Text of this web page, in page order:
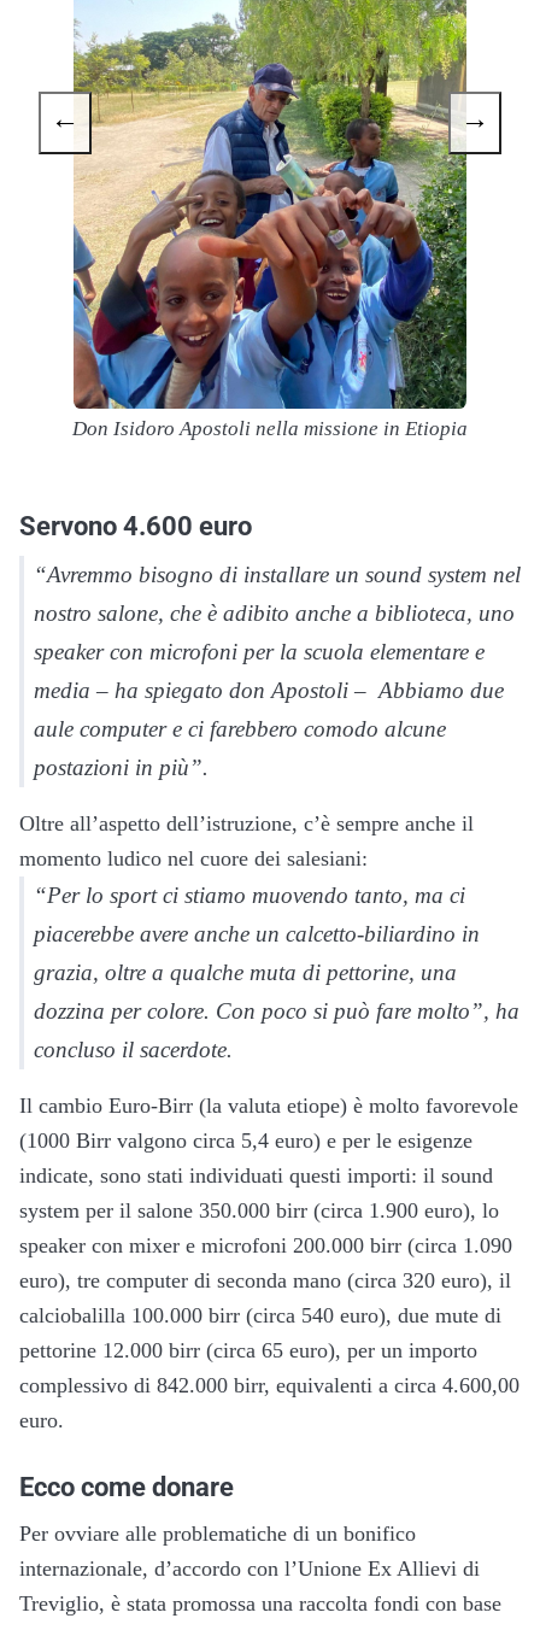
Don Isidoro Apostoli nella missione in Etiopia
← →
Servono 4.600 euro
“Avremmo bisogno di installare un sound system nel
nostro salone, che è adibito anche a biblioteca, uno
speaker con microfoni per la scuola elementare e
media – ha spiegato don Apostoli – Abbiamo due
aule computer e ci farebbero comodo alcune
postazioni in più”.
Oltre all’aspetto dell’istruzione, c’è sempre anche il
momento ludico nel cuore dei salesiani:
“Per lo sport ci stiamo muovendo tanto, ma ci
piacerebbe avere anche un calcetto-biliardino in
grazia, oltre a qualche muta di pettorine, una
dozzina per colore. Con poco si può fare molto”, ha
concluso il sacerdote.
Il cambio Euro-Birr (la valuta etiope) è molto favorevole
(1000 Birr valgono circa 5,4 euro) e per le esigenze
indicate, sono stati individuati questi importi: il sound
system per il salone 350.000 birr (circa 1.900 euro), lo
speaker con mixer e microfoni 200.000 birr (circa 1.090
euro), tre computer di seconda mano (circa 320 euro), il
calciobalilla 100.000 birr (circa 540 euro), due mute di
pettorine 12.000 birr (circa 65 euro), per un importo
complessivo di 842.000 birr, equivalenti a circa 4.600,00
euro.
Ecco come donare
Per ovviare alle problematiche di un bonifico
internazionale, d’accordo con l’Unione Ex Allievi di
Treviglio, è stata promossa una raccolta fondi con base